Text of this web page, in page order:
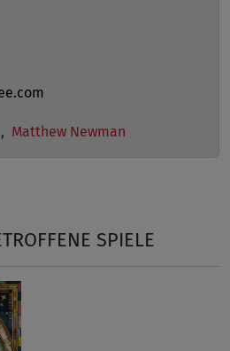
, Matthew Newman
SPIELE